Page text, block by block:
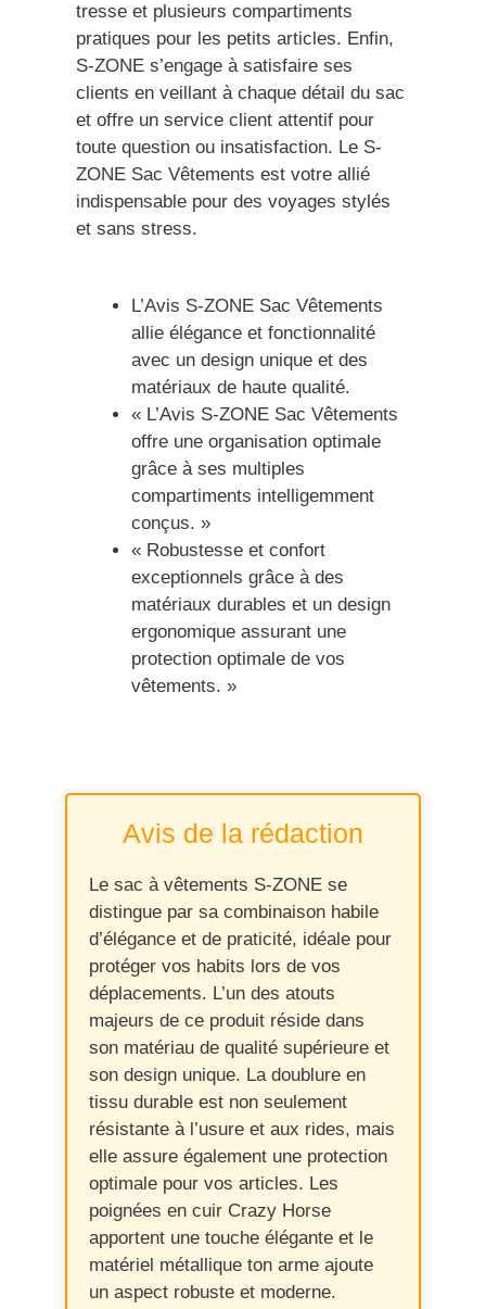
tresse et plusieurs compartiments
pratiques pour les petits articles. Enfin,
S-ZONE s’engage à satisfaire ses
clients en veillant à chaque détail du sac
et offre un service client attentif pour
toute question ou insatisfaction. Le S-
ZONE Sac Vêtements est votre allié
indispensable pour des voyages stylés
et sans stress.
L’Avis S-ZONE Sac Vêtements
allie élégance et fonctionnalité
avec un design unique et des
matériaux de haute qualité.
« L’Avis S-ZONE Sac Vêtements
offre une organisation optimale
grâce à ses multiples
compartiments intelligemment
conçus. »
« Robustesse et confort
exceptionnels grâce à des
matériaux durables et un design
ergonomique assurant une
protection optimale de vos
vêtements. »
Avis de la rédaction
Le sac à vêtements S-ZONE se
distingue par sa combinaison habile
d’élégance et de praticité, idéale pour
protéger vos habits lors de vos
déplacements. L’un des atouts
majeurs de ce produit réside dans
son matériau de qualité supérieure et
son design unique. La doublure en
tissu durable est non seulement
résistante à l’usure et aux rides, mais
elle assure également une protection
optimale pour vos articles. Les
poignées en cuir Crazy Horse
apportent une touche élégante et le
matériel métallique ton arme ajoute
un aspect robuste et moderne.